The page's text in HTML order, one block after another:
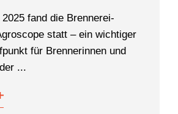
fand die Brennerei-
statt – ein wichtiger
für Brennerinnen und
...